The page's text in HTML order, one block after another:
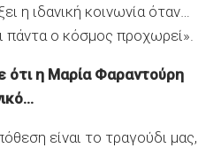
η ιδανική κοινωνία όταν…
πάντα ο κόσμος προχωρεί».
ότι η Μαρία Φαραντούρη
είναι το τραγούδι μας,